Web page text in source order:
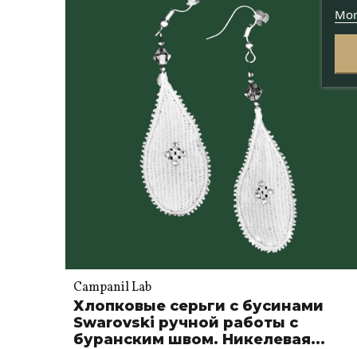
Campanil Lab
Хлопковые серьги с бусинами
Swarovski ручной работы с
буранским швом. Никелевая...